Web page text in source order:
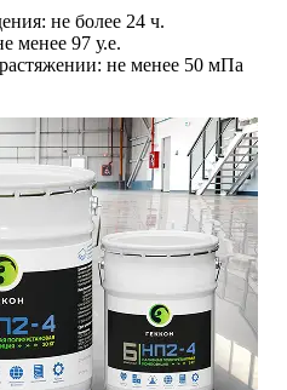
не более 24 ч.
менее 97 у.е.
не менее 50 мПа